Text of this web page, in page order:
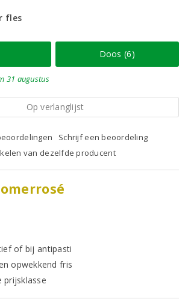
fles
Doos (6)
31 augustus
Op verlanglijst
Schrijf een beoordeling
van dezelfde producent
of bij antipasti
opwekkend fris
prijsklasse